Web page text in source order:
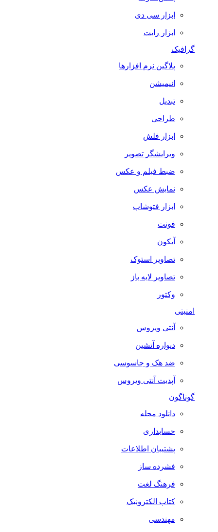
ابزار سی دی
ابزار رایت
گرافیک
پلاگین نرم افزارها
انیمیشن
تبدیل
طراحی
ابزار فلش
ویرایشگر تصویر
ضبط فيلم و عكس
نمایش عکس
ابزار فتوشاپ
فونت
آیکون
تصاویر استوک
تصاویر لایه باز
وکتور
امنیتی
آنتی ویروس
دیواره آتشین
ضد هک و جاسوسی
آپدیت آنتی ویروس
گوناگون
دانلود مجله
حسابداری
پشتیبان اطلاعات
فشرده ساز
فرهنگ لغت
کتاب الکترونیک
مهندسی